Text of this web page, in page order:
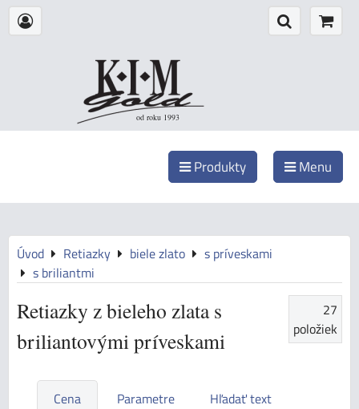
od roku 1993
Produkty Menu
Úvod Retiazky biele zlato
s príveskami
s briliantmi
Retiazky z bieleho zlata s
briliantovými príveskami
27
položiek
Cena Parametre Hľadať text